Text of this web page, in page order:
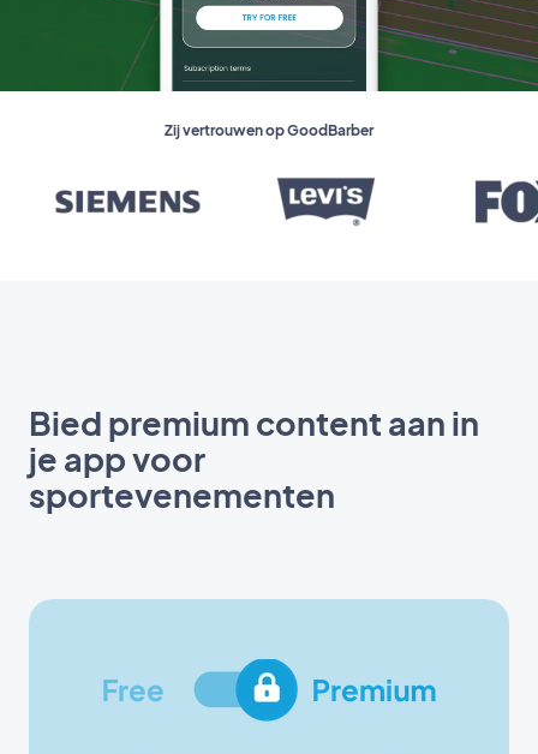
Zij vertrouwen op GoodBarber
Bied premium content aan in
je app voor
sportevenementen